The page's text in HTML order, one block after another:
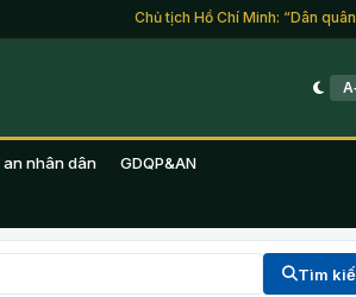
Chủ tịch Hồ Chí Minh: “Dân
an nhân dân GDQP&AN
Tìm